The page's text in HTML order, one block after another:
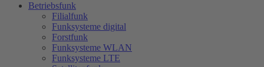
Betriebsfunk
Filialfunk
Funksysteme digital
Forstfunk
Funksysteme WLAN
Funksysteme LTE